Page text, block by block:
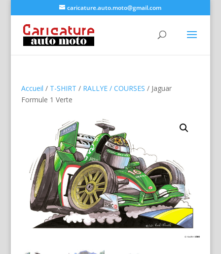
caricature.auto.moto@gmail.com
Accueil / T-SHIRT / RALLYE / COURSES / Jaguar
Formule 1 Verte